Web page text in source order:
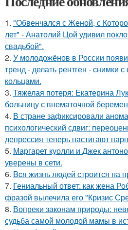
1. "Обвенчался с Женой, с
лет" - Анатолий Цой удивил
свадьбой".
2. У молодожёнов в России
тренд - делать рентген - снимки
кольцами.
3. Тяжелая потеря: Екатерина
больницу с внематочной
4. В стране зафиксировали
психологический сдвиг:
депрессия теперь настигают
5. Маргарет куолли и Джек
уверены в сети.
6. Bcя жизнь людей строится на
7. Гениальный ответ: как жена
фразой вылечила его "Кризис
8. Вопреки законам природы:
судьба самой молодой мамы в